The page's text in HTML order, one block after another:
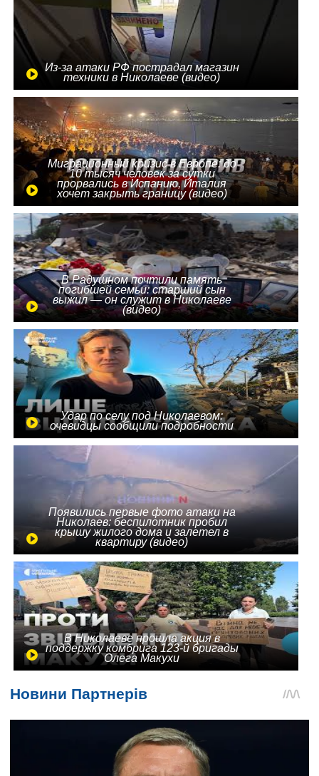
Из-за атаки РФ пострадал магазин
техники в Николаеве (видео)
Миграционный кризис в Европе: до
10 тысяч человек за сутки
прорвались в Испанию, Италия
хочет закрыть границу (видео)
В Радушном почтили память
погибшей семьи: старший сын
выжил — он служит в Николаеве
(видео)
Удар по селу под Николаевом:
очевидцы сообщили подробности
Появились первые фото атаки на
Николаев: беспилотник пробил
крышу жилого дома и залетел в
квартиру (видео)
В Николаеве прошла акция в
поддержку комбрига 123-й бригады
Олега Макухи